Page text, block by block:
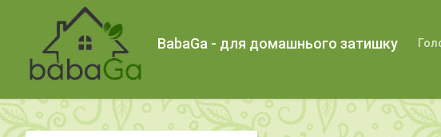
BabaGa - для домашнього затишку